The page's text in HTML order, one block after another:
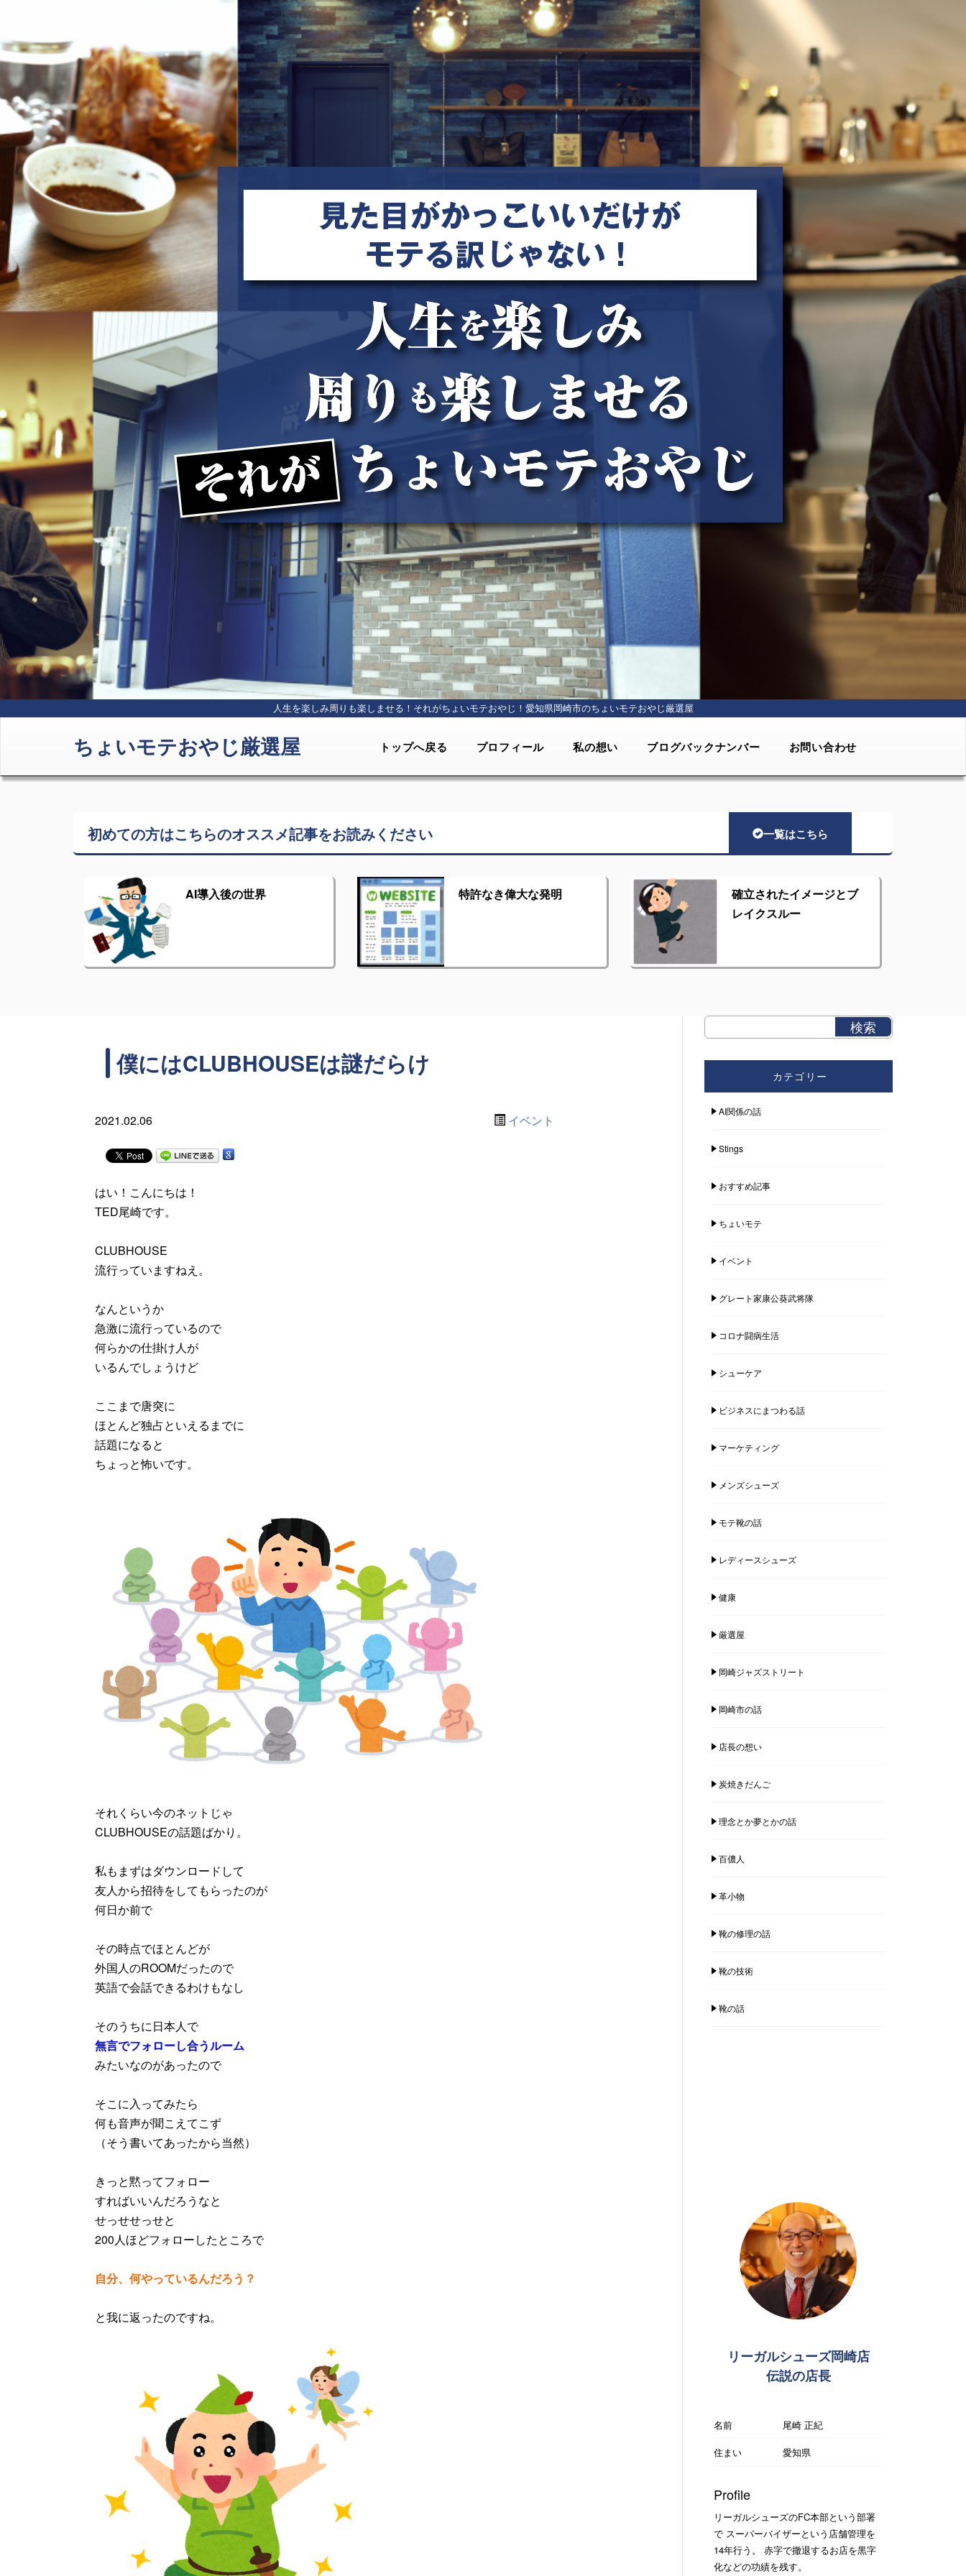
人生を楽しみ周りも楽しませる！それがちょいモテおやじ！ 愛知県岡崎市のちょいモテおやじ厳選屋
ちょいモテおやじ厳選屋 トップへ戻る プロフィール 私の想い ブログバックナンバー お問い合わせ
初めての方はこちらのオススメ記事をお読みください 一覧はこちら
AI導入後の世界 特許なき偉大な発明
確立されたイメージとブ
レイクスルー
僕にはCLUBHOUSEは謎だらけ
2021.02.06 イベント
はい！こんにちは！
TED尾崎です。
CLUBHOUSE
流行っていますねえ。
なんというか
急激に流行っているので
何らかの仕掛け人が
いるんでしょうけど
ここまで唐突に
ほとんど独占といえるまでに
話題になると
ちょっと怖いです。
それくらい今のネットじゃ
CLUBHOUSEの話題ばかり。
私もまずはダウンロードして
友人から招待をしてもらったのが
何日か前で
その時点でほとんどが
外国人のROOMだったので
英語で会話できるわけもなし
そのうちに日本人で
無言でフォローし合うルーム
みたいなのがあったので
そこに入ってみたら
何も音声が聞こえてこず
（そう書いてあったから当然）
きっと黙ってフォロー
すればいいんだろうなと
せっせせっせと
200人ほどフォローしたところで
自分、何やっているんだろう？
と我に返ったのですね。
カテゴリー
AI関係の話
Stings
おすすめ記事
ちょいモテ
イベント
グレート家康公葵武将隊
コロナ闘病生活
シューケア
ビジネスにまつわる話
マーケティング
メンズシューズ
モテ靴の話
レディースシューズ
健康
厳選屋
岡崎ジャズストリート
岡崎市の話
店長の想い
炭焼きだんご
理念とか夢とかの話
百儂人
革小物
靴の修理の話
靴の技術
靴の話
リーガルシューズ岡崎店
伝説の店長
名前
尾崎 正紀
住まい
愛知県
Profile
リーガルシューズのFC本部という部署
で スーパーバイザーという店舗管理を
14年行う。 赤字で撤退するお店を黒字
化などの功績を残す。